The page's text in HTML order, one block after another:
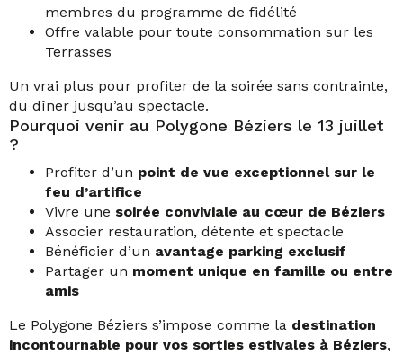
membres du programme de fidélité
Offre valable pour toute consommation sur les
Terrasses
Un vrai plus pour profiter de la soirée sans contrainte,
du dîner jusqu’au spectacle.
Pourquoi venir au Polygone Béziers le 13 juillet
?
Profiter d’un point de vue exceptionnel sur le
feu d’artifice
Vivre une soirée conviviale au cœur de Béziers
Associer restauration, détente et spectacle
Bénéficier d’un avantage parking exclusif
Partager un moment unique en famille ou entre
amis
Le Polygone Béziers s’impose comme la destination
incontournable pour vos sorties estivales à Béziers,